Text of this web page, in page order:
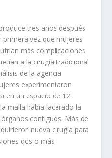
tres años después
primera vez que mujeres
más complicaciones
a la cirugía tradicional
de la agencia
experimentaron
en un espacio de 12
malla había lacerado la
contiguos. Más de
nueva cirugía para
dos o más